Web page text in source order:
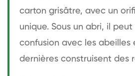
carton grisâtre, avec un
unique. Sous un abri, il
confusion avec les abeilles
dernières construisent des